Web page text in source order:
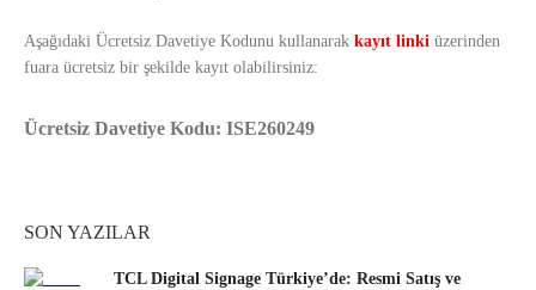
Aşağıdaki Ücretsiz Davetiye Kodunu kullanarak kayıt linki üzerinden
fuara ücretsiz bir şekilde kayıt olabilirsiniz:
Ücretsiz Davetiye Kodu: ISE260249
SON YAZILAR
TCL Digital Signage Türkiye’de: Resmi Satış ve